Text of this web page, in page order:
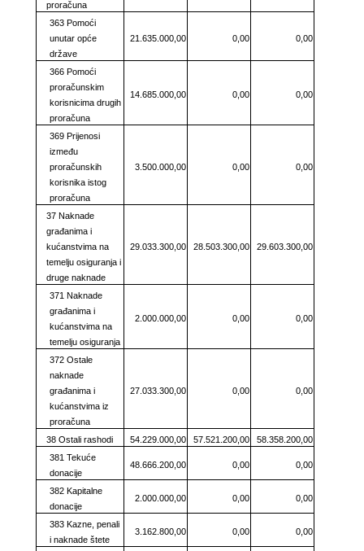
proračuna
363 Pomoći
unutar opće
države
21.635.000,00 0,00 0,00
366 Pomoći
proračunskim
korisnicima drugih
proračuna
14.685.000,00 0,00 0,00
369 Prijenosi
između
proračunskih
korisnika istog
proračuna
3.500.000,00 0,00 0,00
37 Naknade
građanima i
kućanstvima na
temelju osiguranja i
druge naknade
29.033.300,00 28.503.300,00 29.603.300,00
371 Naknade
građanima i
kućanstvima na
temelju osiguranja
2.000.000,00 0,00 0,00
372 Ostale
naknade
građanima i
kućanstvima iz
proračuna
27.033.300,00 0,00 0,00
38 Ostali rashodi 54.229.000,00 57.521.200,00
58.358.200,00
381 Tekuće
donacije
48.666.200,00 0,00 0,00
382 Kapitalne
donacije
2.000.000,00 0,00 0,00
383 Kazne, penali
i naknade štete
3.162.800,00 0,00 0,00